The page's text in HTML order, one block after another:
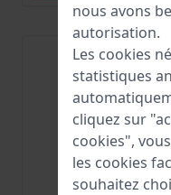
nous avons
autorisation.
Les cookies
statistiques
cliquez sur
cookies",
les cookies
souhaitez